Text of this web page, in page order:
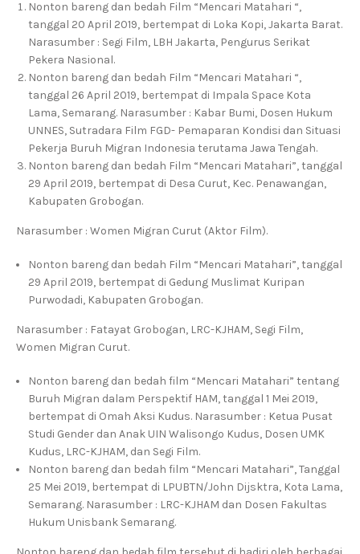
Nonton bareng dan bedah Film “Mencari Matahari “,
tanggal 20 April 2019, bertempat di Loka Kopi, Jakarta Barat.
Narasumber : Segi Film, LBH Jakarta, Pengurus Serikat
Pekera Nasional.
Nonton bareng dan bedah Film “Mencari Matahari “,
tanggal 26 April 2019, bertempat di Impala Space Kota
Lama, Semarang. Narasumber : Kabar Bumi, Dosen Hukum
UNNES, Sutradara Film FGD- Pemaparan Kondisi dan Situasi
Pekerja Buruh Migran Indonesia terutama Jawa Tengah.
Nonton bareng dan bedah Film “Mencari Matahari”, tanggal
29 April 2019, bertempat di Desa Curut, Kec. Penawangan,
Kabupaten Grobogan.
Narasumber : Women Migran Curut (Aktor Film).
Nonton bareng dan bedah Film “Mencari Matahari”, tanggal
29 April 2019, bertempat di Gedung Muslimat Kuripan
Purwodadi, Kabupaten Grobogan.
Narasumber : Fatayat Grobogan, LRC-KJHAM, Segi Film,
Women Migran Curut.
Nonton bareng dan bedah film “Mencari Matahari” tentang
Buruh Migran dalam Perspektif HAM, tanggal 1 Mei 2019,
bertempat di Omah Aksi Kudus. Narasumber : Ketua Pusat
Studi Gender dan Anak UIN Walisongo Kudus, Dosen UMK
Kudus, LRC-KJHAM, dan Segi Film.
Nonton bareng dan bedah film “Mencari Matahari”, Tanggal
25 Mei 2019, bertempat di LPUBTN/John Dijsktra, Kota Lama,
Semarang. Narasumber : LRC-KJHAM dan Dosen Fakultas
Hukum Unisbank Semarang.